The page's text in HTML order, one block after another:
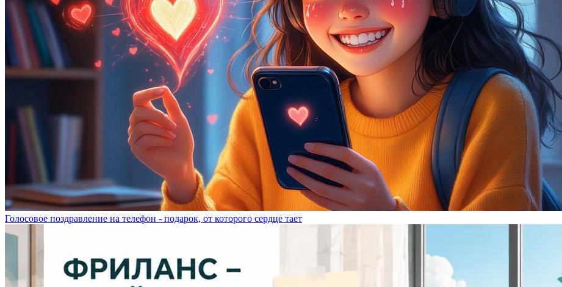
Голосовое поздравление на телефон - подарок, от которого сердце тает